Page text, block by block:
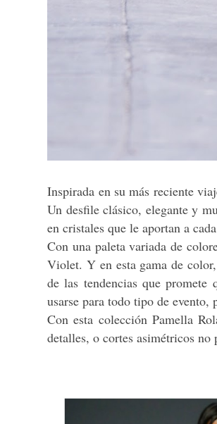
Inspirada en su más reciente
Un desfile clásico, elegante y
en cristales que le aportan a
Con una paleta variada de
Violet. Y en esta gama de
de las tendencias que
usarse para todo tipo de
Con esta colección Pamella
detalles, o cortes asimétricos no